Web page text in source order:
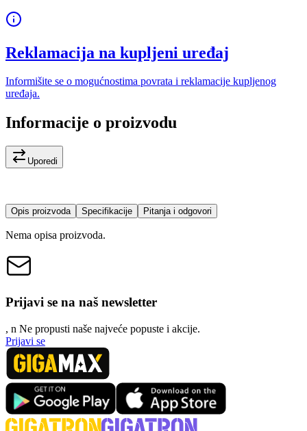
Reklamacija na kupljeni uređaj
Informišite se o mogućnostima povrata i reklamacije kupljenog
uređaja.
Informacije o proizvodu
Uporedi
Opis proizvoda Specifikacije Pitanja i odgovori
Nema opisa proizvoda.
Prijavi se na naš newsletter
, n Ne propusti naše najveće popuste i akcije.
Prijavi se